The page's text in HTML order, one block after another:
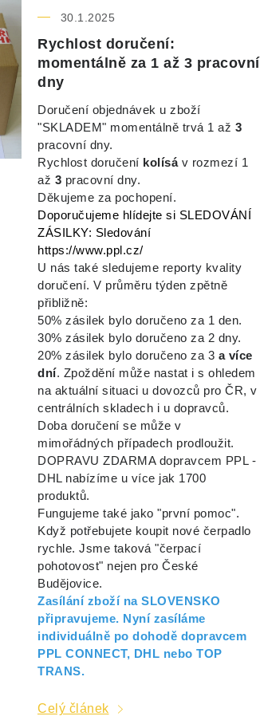
Rychlost doručení:
momentálně za 1 až 3 pracovní
dny
30.1.2025
Doručení objednávek u zboží
"SKLADEM" momentálně trvá 1 až 3
pracovní dny.
Rychlost doručení kolísáv rozmezí 1
až 3 pracovní dny.
Děkujeme za pochopení.
Doporučujeme hlídejte si SLEDOVÁNÍ
ZÁSILKY: Sledování
https://www.ppl.cz/
U nás také sledujeme reporty kvality
doručení. V průměru týden zpětně
přibližně:
50% zásilek bylo doručeno za 1 den.
30% zásilek bylo doručeno za 2 dny.
20% zásilek bylo doručeno za 3 a více
dní. Zpoždění může nastat i s ohledem
na aktuální situaci u dovozců pro ČR, v
centrálních skladech i u dopravců.
Doba doručení se může v
mimořádných případech prodloužit.
DOPRAVU ZDARMA dopravcem PPL -
DHL nabízíme u více jak 1700
produktů.
Fungujeme také jako "první pomoc".
Když potřebujete koupit nové čerpadlo
rychle. Jsme taková "čerpací
pohotovost" nejen pro České
Budějovice.
Zasílání zboží na SLOVENSKO
připravujeme. Nyní zasíláme
individuálně po dohodě dopravcem
PPL CONNECT, DHL nebo TOP
TRANS.
Celý článek